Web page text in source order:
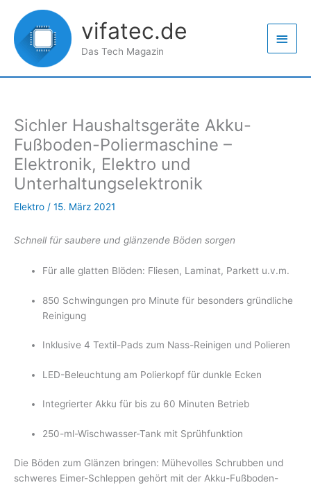
Inhalt
springen
vifatec.de
Das Tech Magazin
Sichler Haushaltsgeräte Akku-
Fußboden-Poliermaschine –
Elektronik, Elektro und
Unterhaltungselektronik
Elektro / 15. März 2021
Schnell für saubere und glänzende Böden sorgen
Für alle glatten Blöden: Fliesen, Laminat, Parkett u.v.m.
850 Schwingungen pro Minute für besonders gründliche
Reinigung
Inklusive 4 Textil-Pads zum Nass-Reinigen und Polieren
LED-Beleuchtung am Polierkopf für dunkle Ecken
Integrierter Akku für bis zu 60 Minuten Betrieb
250-ml-Wischwasser-Tank mit Sprühfunktion
Die Böden zum Glänzen bringen: Mühevolles Schrubben und
schweres Eimer-Schleppen gehört mit der Akku-Fußboden-